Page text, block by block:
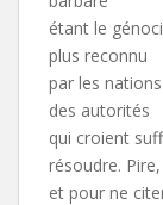
étant le
plus reconnu
par les
des autorités
qui croient
résoudre. Pire,
et pour ne